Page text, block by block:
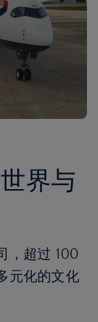
界与
，超过 100
元化的文化